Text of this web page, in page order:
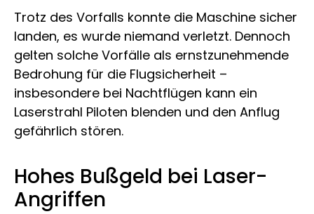
Trotz des Vorfalls konnte die Maschine sicher
landen, es wurde niemand verletzt. Dennoch
gelten solche Vorfälle als ernstzunehmende
Bedrohung für die Flugsicherheit –
insbesondere bei Nachtflügen kann ein
Laserstrahl Piloten blenden und den Anflug
gefährlich stören.
Hohes Bußgeld bei Laser-
Angriffen